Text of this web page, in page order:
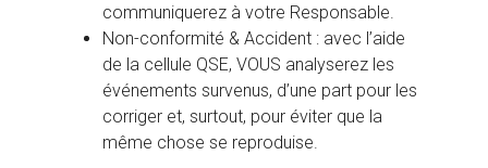
communiquerez à votre Responsable.
Non-conformité & Accident : avec l’aide
de la cellule QSE, VOUS analyserez les
événements survenus, d’une part pour les
corriger et, surtout, pour éviter que la
même chose se reproduise.